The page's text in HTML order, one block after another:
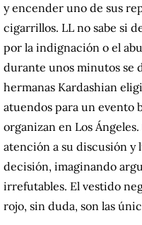
y encender uno de sus
cigarrillos. LL no sabe si
por la indignación o el
durante unos minutos se
hermanas Kardashian
atuendos para un evento
organizan en Los Ángeles.
atención a su discusión y
decisión, imaginando
irrefutables. El vestido
rojo, sin duda, son las